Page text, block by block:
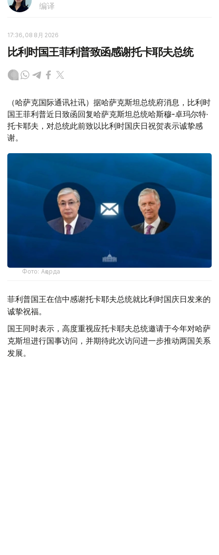
编译
17:36, 08 8月 2026
比利时国王菲利普致函感谢托卡耶夫总统
（哈萨克国际通讯社讯）据哈萨克斯坦总统府消息，比利时
国王菲利普近日致函回复哈萨克斯坦总统哈斯穆-卓玛尔特·
托卡耶夫，对总统此前致以比利时国庆日祝贺表示诚挚感
谢。
Фото: Ақорда
菲利普国王在信中感谢托卡耶夫总统就比利时国庆日发来的
诚挚祝福。
国王同时表示，高度重视应托卡耶夫总统邀请于今年对哈萨
克斯坦进行国事访问，并期待此次访问进一步推动两国关系
发展。